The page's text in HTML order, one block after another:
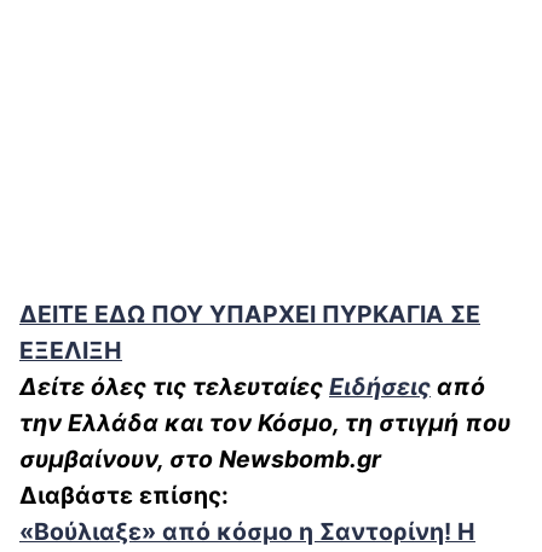
ΔΕΙΤΕ ΕΔΩ ΠΟΥ ΥΠΑΡΧΕΙ ΠΥΡΚΑΓΙΑ ΣΕ
ΕΞΕΛΙΞΗ
Δείτε όλες τις τελευταίες Ειδήσεις από
την Ελλάδα και τον Κόσμο, τη στιγμή που
συμβαίνουν, στο Newsbomb.gr
Διαβάστε επίσης:
«Βούλιαξε» από κόσμο η Σαντορίνη! Η